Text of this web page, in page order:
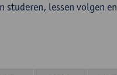
lessen volgen en